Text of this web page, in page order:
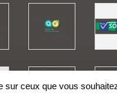
sur ceux que vous